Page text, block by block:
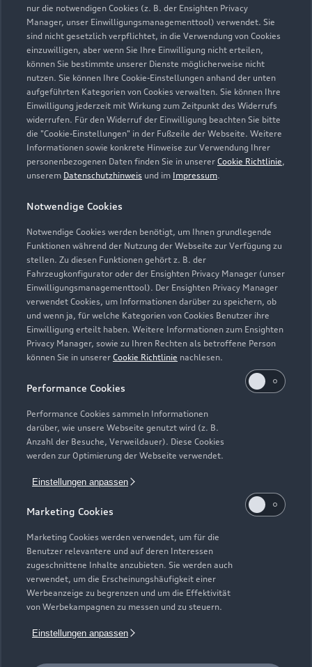
nur die notwendigen Cookies (z. B. der Ensighten Privacy
Manager, unser Einwilligungsmanagementtool) verwendet. Sie
sind nicht gesetzlich verpflichtet, in die Verwendung von Cookies
einzuwilligen, aber wenn Sie Ihre Einwilligung nicht erteilen,
können Sie bestimmte unserer Dienste möglicherweise nicht
nutzen. Sie können Ihre Cookie-Einstellungen anhand der unten
aufgeführten Kategorien von Cookies verwalten. Sie können Ihre
Einwilligung jederzeit mit Wirkung zum Zeitpunkt des Widerrufs
widerrufen. Für den Widerruf der Einwilligung beachten Sie bitte
die "Cookie-Einstellungen" in der Fußzeile der Webseite. Weitere
Informationen sowie konkrete Hinweise zur Verwendung Ihrer
personenbezogenen Daten finden Sie in unserer Cookie Richtlinie,
unserem Datenschutzhinweis und im Impressum.
Notwendige Cookies
Notwendige Cookies werden benötigt, um Ihnen grundlegende
Funktionen während der Nutzung der Webseite zur Verfügung zu
stellen. Zu diesen Funktionen gehört z. B. der
Fahrzeugkonfigurator oder der Ensighten Privacy Manager (unser
Einwilligungsmanagementtool). Der Ensighten Privacy Manager
verwendet Cookies, um Informationen darüber zu speichern, ob
und wenn ja, für welche Kategorien von Cookies Benutzer ihre
Einwilligung erteilt haben. Weitere Informationen zum Ensighten
Privacy Manager, sowie zu Ihren Rechten als betroffene Person
können Sie in unserer Cookie Richtlinie nachlesen.
Performance Cookies
Performance Cookies sammeln Informationen
darüber, wie unsere Webseite genutzt wird (z. B.
Anzahl der Besuche, Verweildauer). Diese Cookies
werden zur Optimierung der Webseite verwendet.
Einstellungen anpassen
Marketing Cookies
Marketing Cookies werden verwendet, um für die
Benutzer relevantere und auf deren Interessen
zugeschnittene Inhalte anzubieten. Sie werden auch
verwendet, um die Erscheinungshäufigkeit einer
Werbeanzeige zu begrenzen und um die Effektivität
von Werbekampagnen zu messen und zu steuern.
Einstellungen anpassen
Zurück nach oben
Modelle
Elektromodelle
Plug-in-Hybride
Neuwagensuche
Gebrauchtwagensuche
Geschäftskunden
Service & Zubehör
Saisonale Angebote
Audi Services
Garantie
Audi digital services
myAudi
Support
Audi Code
Häufige Fragen (FAQ)
Audi Online Beratung
Online-Terminvereinbarung
Servicekontakt
Über Audi
Unternehmen
Karriere
Investor Relations
© 2026 AUDI AG. Alle Rechte vorbehalten
Impressum Rechtliches